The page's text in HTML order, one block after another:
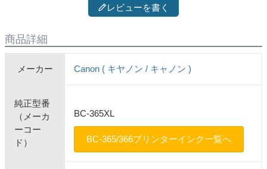
レビューを書く
商品詳細
メーカー Canon ( キヤノン / キャノン )
純正型番
（メーカ
ーコー
ド）
BC-365XL
BC-365/366プリンターインク一覧へ